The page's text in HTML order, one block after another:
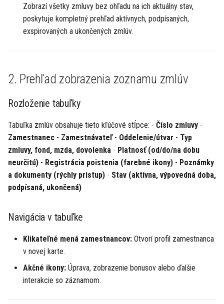
Záver
Zobrazí všetky zmluvy bez ohľadu na ich aktuálny stav,
poskytuje kompletný prehľad aktívnych, podpísaných,
exspirovaných a ukončených zmlúv.
2. Prehľad zobrazenia zoznamu zmlúv
Rozloženie tabuľky
Tabuľka zmlúv obsahuje tieto kľúčové stĺpce: - Číslo zmluvy -
Zamestnanec - Zamestnávateľ- Oddelenie/útvar - Typ
zmluvy, fond, mzda, dovolenka - Platnosť (od/do/na dobu
neurčitú) - Registrácia poistenia (farebné ikony) - Poznámky
a dokumenty (rýchly prístup) - Stav (aktívna, výpovedná doba,
podpísaná, ukončená)
Navigácia v tabuľke
Klikateľné mená zamestnancov: Otvorí profil zamestnanca
v novej karte.
Akčné ikony: Úprava, zobrazenie bonusov alebo ďalšie
interakcie so záznamom.